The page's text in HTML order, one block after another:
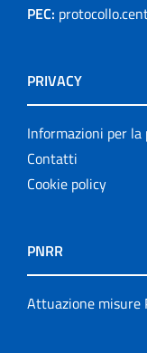
PEC:
PRIVACY
Informazioni per la
Contatti
Cookie policy
PNRR
Attuazione misure